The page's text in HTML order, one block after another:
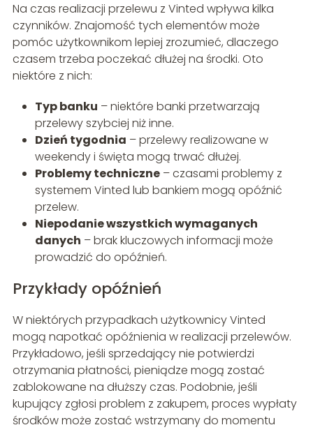
Na czas realizacji przelewu z Vinted wpływa kilka
czynników. Znajomość tych elementów może
pomóc użytkownikom lepiej zrozumieć, dlaczego
czasem trzeba poczekać dłużej na środki. Oto
niektóre z nich:
Typ banku – niektóre banki przetwarzają
przelewy szybciej niż inne.
Dzień tygodnia – przelewy realizowane w
weekendy i święta mogą trwać dłużej.
Problemy techniczne– czasami problemy z
systemem Vinted lub bankiem mogą opóźnić
przelew.
Niepodanie wszystkich wymaganych
danych – brak kluczowych informacji może
prowadzić do opóźnień.
Przykłady opóźnień
W niektórych przypadkach użytkownicy Vinted
mogą napotkać opóźnienia w realizacji przelewów.
Przykładowo, jeśli sprzedający nie potwierdzi
otrzymania płatności, pieniądze mogą zostać
zablokowane na dłuższy czas. Podobnie, jeśli
kupujący zgłosi problem z zakupem, proces wypłaty
środków może zostać wstrzymany do momentu